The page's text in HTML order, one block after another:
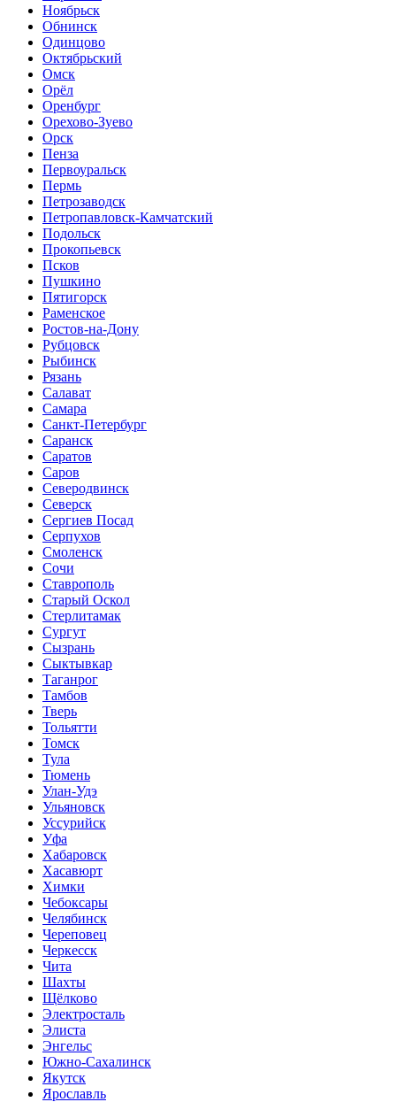
Ноябрьск
Обнинск
Одинцово
Октябрьский
Омск
Орёл
Оренбург
Орехово-Зуево
Орск
Пенза
Первоуральск
Пермь
Петрозаводск
Петропавловск-Камчатский
Подольск
Прокопьевск
Псков
Пушкино
Пятигорск
Раменское
Ростов-на-Дону
Рубцовск
Рыбинск
Рязань
Салават
Самара
Санкт-Петербург
Саранск
Саратов
Саров
Северодвинск
Северск
Сергиев Посад
Серпухов
Смоленск
Сочи
Ставрополь
Старый Оскол
Стерлитамак
Сургут
Сызрань
Сыктывкар
Таганрог
Тамбов
Тверь
Тольятти
Томск
Тула
Тюмень
Улан-Удэ
Ульяновск
Уссурийск
Уфа
Хабаровск
Хасавюрт
Химки
Чебоксары
Челябинск
Череповец
Черкесск
Чита
Шахты
Щёлково
Электросталь
Элиста
Энгельс
Южно-Сахалинск
Якутск
Ярославль